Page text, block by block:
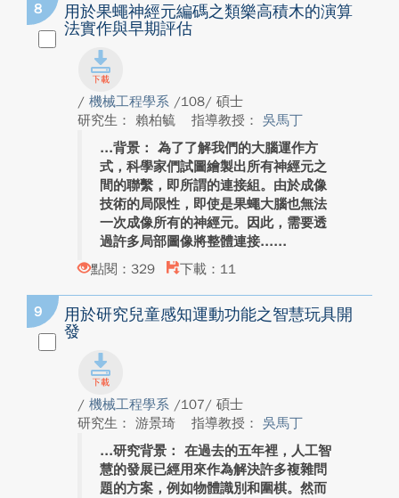
8
用於果蠅神經元編碼之類樂高積木的演算
法實作與早期評估
/ 機械工程學系 /108/ 碩士
研究生： 賴柏毓
指導教授： 吳馬丁
背景： 為了了解我們的大腦運作方
式，科學家們試圖繪製出所有神經元之
間的聯繫，即所謂的連接組。由於成像
技術的局限性，即使是果蠅大腦也無法
一次成像所有的神經元。因此，需要透
過許多局部圖像將整體連接...
點閱：329
下載：11
9
用於研究兒童感知運動功能之智慧玩具開
發
/ 機械工程學系 /107/ 碩士
研究生： 游景琦
指導教授： 吳馬丁
研究背景： 在過去的五年裡，人工智
慧的發展已經用來作為解決許多複雜問
題的方案，例如物體識別和圍棋。然而